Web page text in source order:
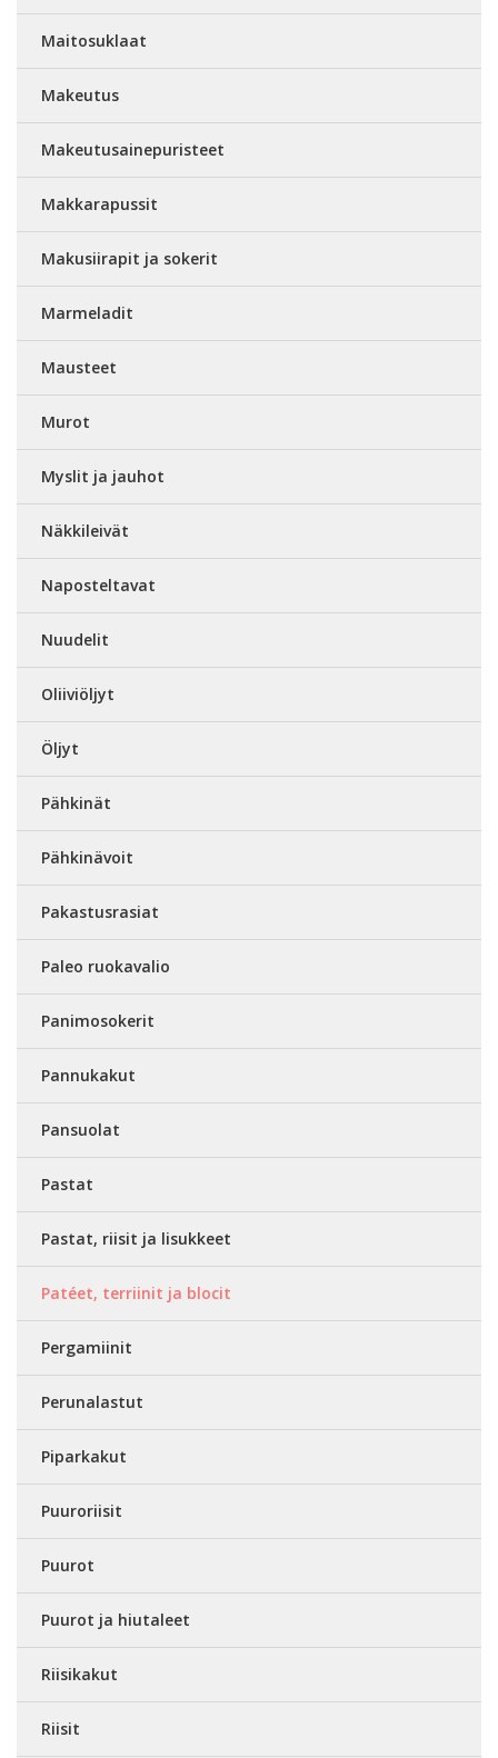
Maitosuklaat
Makeutus
Makeutusainepuristeet
Makkarapussit
Makusiirapit ja sokerit
Marmeladit
Mausteet
Murot
Myslit ja jauhot
Näkkileivät
Naposteltavat
Nuudelit
Oliiviöljyt
Öljyt
Pähkinät
Pähkinävoit
Pakastusrasiat
Paleo ruokavalio
Panimosokerit
Pannukakut
Pansuolat
Pastat
Pastat, riisit ja lisukkeet
Patéet, terriinit ja blocit
Pergamiinit
Perunalastut
Piparkakut
Puuroriisit
Puurot
Puurot ja hiutaleet
Riisikakut
Riisit